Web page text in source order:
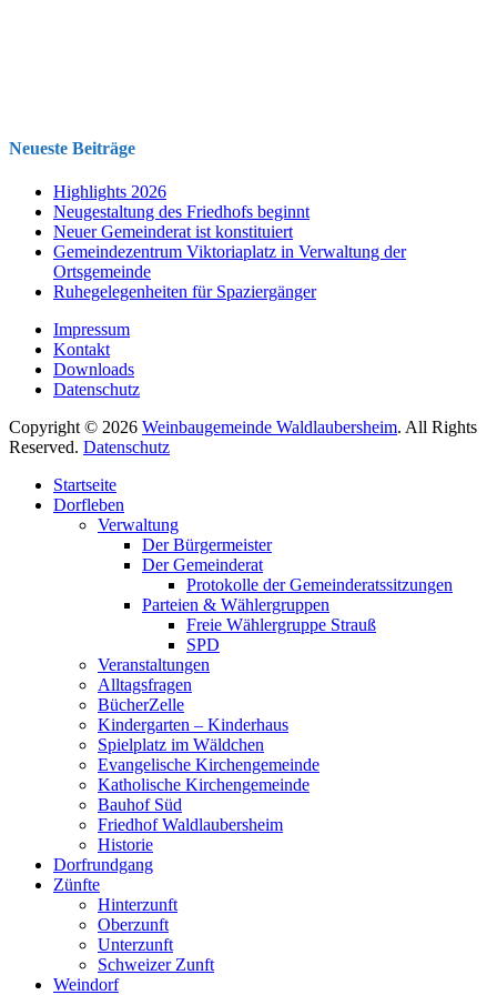
Neueste Beiträge
Highlights 2026
Neugestaltung des Friedhofs beginnt
Neuer Gemeinderat ist konstituiert
Gemeindezentrum Viktoriaplatz in Verwaltung der
Ortsgemeinde
Ruhegelegenheiten für Spaziergänger
Impressum
Kontakt
Downloads
Datenschutz
Copyright © 2026 Weinbaugemeinde Waldlaubersheim. All Rights
Reserved. Datenschutz
oben
scrollen
Startseite
Dorfleben
Verwaltung
Der Bürgermeister
Der Gemeinderat
Protokolle der Gemeinderatssitzungen
Parteien & Wählergruppen
Freie Wählergruppe Strauß
SPD
Veranstaltungen
Alltagsfragen
BücherZelle
Kindergarten – Kinderhaus
Spielplatz im Wäldchen
Evangelische Kirchengemeinde
Katholische Kirchengemeinde
Bauhof Süd
Friedhof Waldlaubersheim
Historie
Dorfrundgang
Zünfte
Hinterzunft
Oberzunft
Unterzunft
Schweizer Zunft
Weindorf